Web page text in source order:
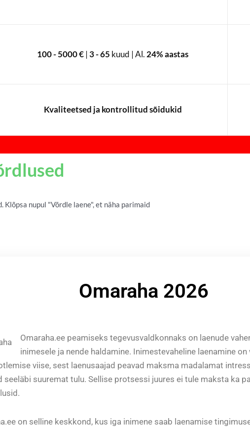
100 - 5000 € | 3 - 65 kuud | Al. 24% aastas
Kvaliteetsed ja kontrollitud sõidukid
nupul "Võrdle laene", et näha parimaid
Omaraha 2026
Omaraha.ee peamiseks tegevusvaldkonnaks on laenude
inimesele ja nende haldamine. Inimestevaheline laenamine on
viise, sest laenusaajad peavad maksma madalamat
seeläbi suuremat tulu. Sellise protsessi juures ei tule maksta ka
on selline keskkond, kus iga inimene saab laenamise